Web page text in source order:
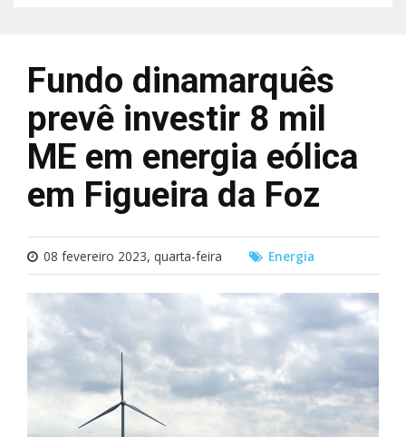
Fundo dinamarquês
prevê investir 8 mil
ME em energia eólica
em Figueira da Foz
08 fevereiro 2023, quarta-feira Energia